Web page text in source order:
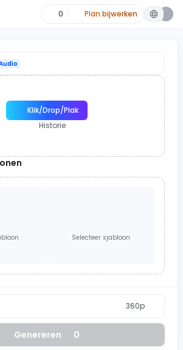
0 Plan bijwerken
Klik/Drop/Plak
Historie
Selecteer sjabloon
360p
Genereren 0